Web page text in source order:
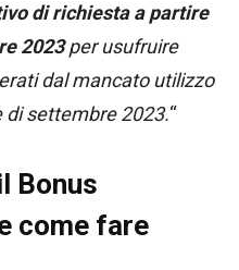
di richiesta a partire
2023per usufruire
dal mancato utilizzo
di settembre 2023.“
Bonus
come fare